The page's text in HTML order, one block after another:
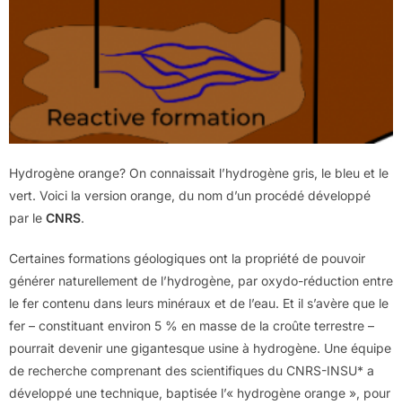
Hydrogène orange? On connaissait l’hydrogène gris, le bleu et le
vert. Voici la version orange, du nom d’un procédé développé
par le CNRS.
Certaines formations géologiques ont la propriété de pouvoir
générer naturellement de l’hydrogène, par oxydo-réduction entre
le fer contenu dans leurs minéraux et de l’eau. Et il s’avère que le
fer – constituant environ 5 % en masse de la croûte terrestre –
pourrait devenir une gigantesque usine à hydrogène. Une équipe
de recherche comprenant des scientifiques du CNRS-INSU* a
développé une technique, baptisée l’« hydrogène orange », pour